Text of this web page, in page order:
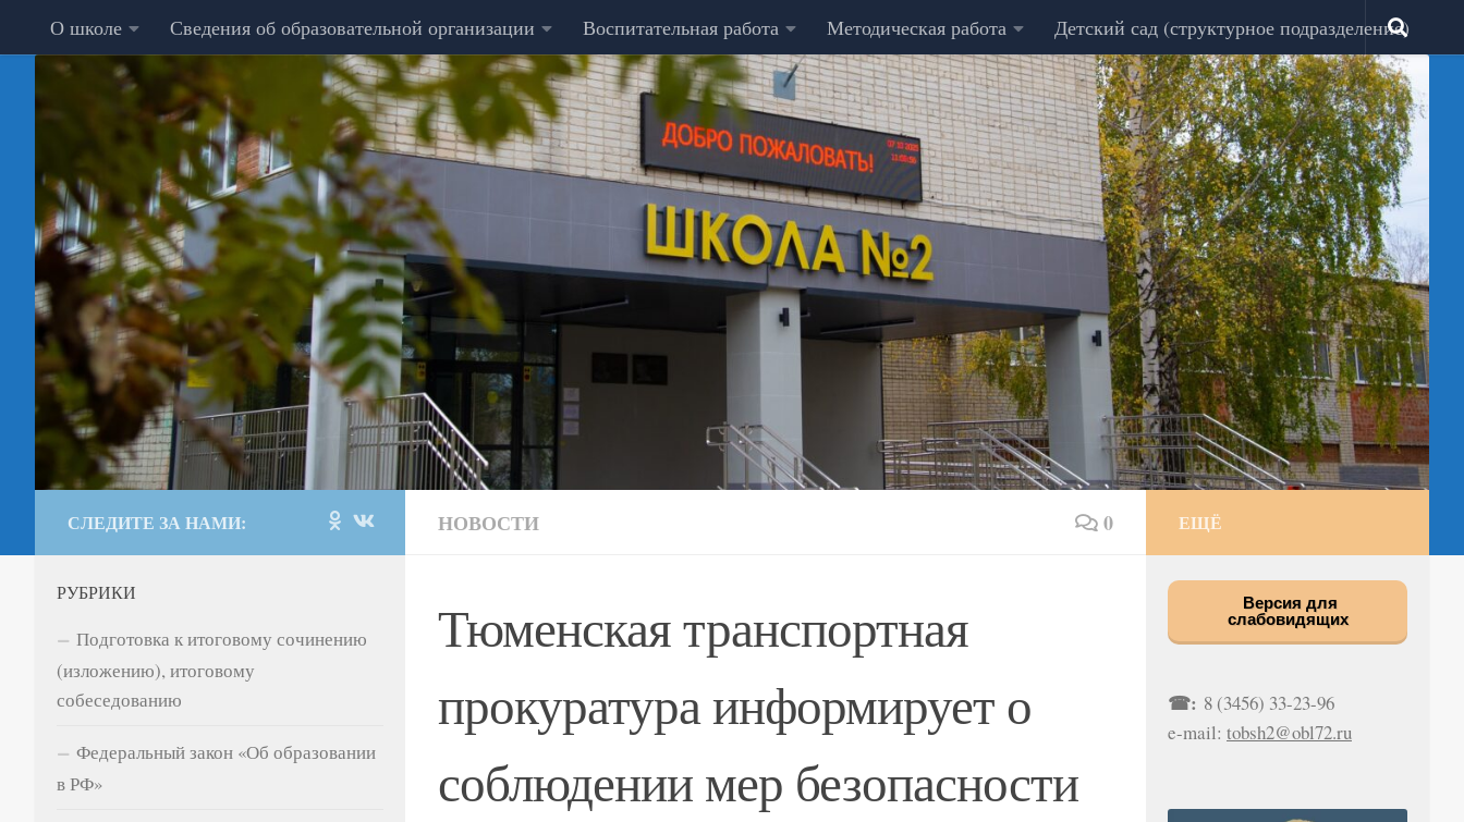
Перейти к содержимому
О школе Сведения об образовательной организации Воспитательная работа Методическая работа Детский сад (структурное подразделение)
НОВОСТИ 0
Тюменская транспортная
прокуратура информирует о
соблюдении мер безопасности
СЛЕДИТЕ ЗА НАМИ:
РУБРИКИ
Подготовка к итоговому сочинению
(изложению), итоговому
собеседованию
Федеральный закон «Об образовании
в РФ»
ЕЩЁ
Версия для
слабовидящих
☎: 8 (3456) 33-23-96
e-mail: tobsh2@obl72.ru